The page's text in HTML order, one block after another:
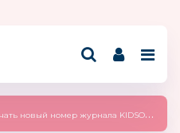
номер журнала KIDSOBOZ 2025 (сентябрь)